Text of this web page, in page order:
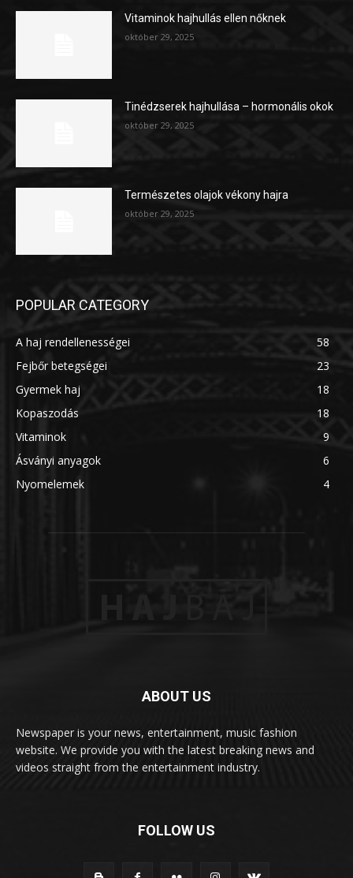
Vitaminok hajhullás ellen nőknek
október 29, 2025
Tinédzserek hajhullása – hormonális okok
október 29, 2025
Természetes olajok vékony hajra
október 29, 2025
POPULAR CATEGORY
A haj rendellenességei
58
Fejbőr betegségei
23
Gyermek haj
18
Kopaszodás
18
Vitaminok
9
Ásványi anyagok
6
Nyomelemek
4
ABOUT US
Newspaper is your news, entertainment, music fashion
website. We provide you with the latest breaking news and
videos straight from the entertainment industry.
FOLLOW US